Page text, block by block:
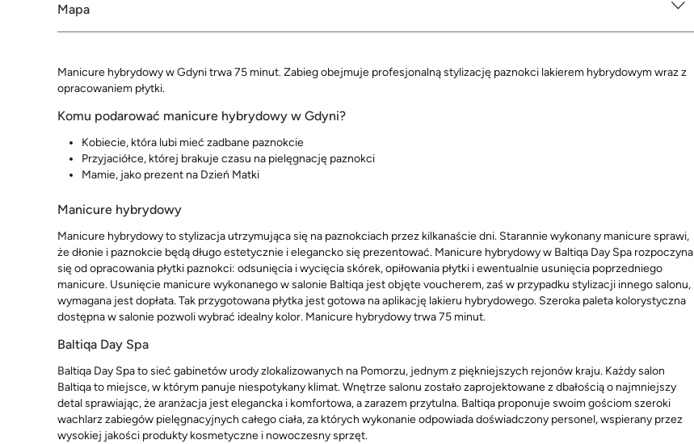
Mapa
Manicure hybrydowy w Gdyni trwa 75 minut. Zabieg obejmuje profesjonalną stylizację paznokci lakierem hybrydowym wraz z
opracowaniem płytki.
Komu podarować manicure hybrydowy w Gdyni?
Kobiecie, która lubi mieć zadbane paznokcie
Przyjaciółce, której brakuje czasu na pielęgnację paznokci
Mamie, jako prezent na Dzień Matki
Manicure hybrydowy
Manicure hybrydowy to stylizacja utrzymująca się na paznokciach przez kilkanaście dni. Starannie wykonany manicure sprawi,
że dłonie i paznokcie będą długo estetycznie i elegancko się prezentować. Manicure hybrydowy w Baltiqa Day Spa rozpoczyna
się od opracowania płytki paznokci: odsunięcia i wycięcia skórek, opiłowania płytki i ewentualnie usunięcia poprzedniego
manicure. Usunięcie manicure wykonanego w salonie Baltiqa jest objęte voucherem, zaś w przypadku stylizacji innego salonu,
wymagana jest dopłata. Tak przygotowana płytka jest gotowa na aplikację lakieru hybrydowego. Szeroka paleta kolorystyczna
dostępna w salonie pozwoli wybrać idealny kolor. Manicure hybrydowy trwa 75 minut.
Baltiqa Day Spa
Baltiqa Day Spa to sieć gabinetów urody zlokalizowanych na Pomorzu, jednym z piękniejszych rejonów kraju. Każdy salon
Baltiqa to miejsce, w którym panuje niespotykany klimat. Wnętrze salonu zostało zaprojektowane z dbałością o najmniejszy
detal sprawiając, że aranżacja jest elegancka i komfortowa, a zarazem przytulna. Baltiqa proponuje swoim gościom szeroki
wachlarz zabiegów pielęgnacyjnych całego ciała, za których wykonanie odpowiada doświadczony personel, wspierany przez
wysokiej jakości produkty kosmetyczne i nowoczesny sprzęt.